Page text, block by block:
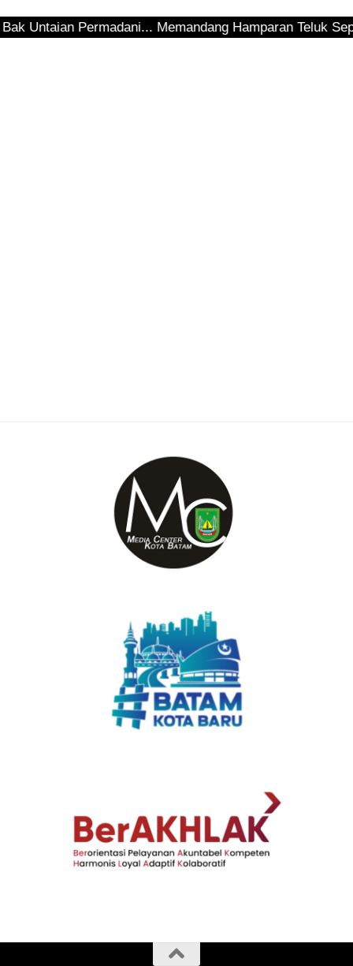
Permadani... Memandang Hamparan Teluk